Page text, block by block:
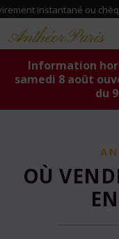
Information
samedi 8 août
du
ou chèque ·
OÙ